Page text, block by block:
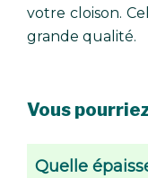
votre cloison.
grande qualité.
Vous
Quelle